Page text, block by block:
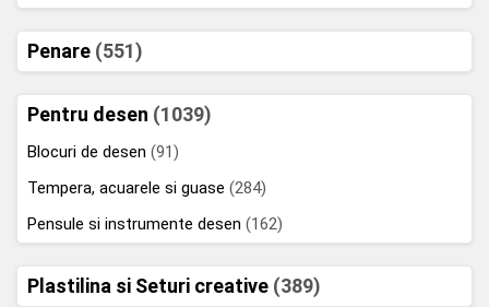
Penare (551)
Pentru desen (1039)
Blocuri de desen (91)
Tempera, acuarele si guase (284)
Pensule si instrumente desen (162)
Plastilina si Seturi creative (389)